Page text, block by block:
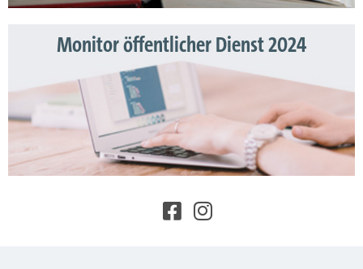
Monitor öffentlicher Dienst 2024